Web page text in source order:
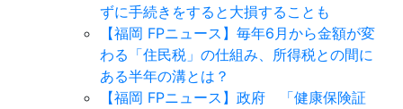
ずに手続きをすると大損することも
【福岡 FPニュース】毎年6月から金額が変
わる「住民税」の仕組み、所得税との間に
ある半年の溝とは？
【福岡 FPニュース】政府 「健康保険証